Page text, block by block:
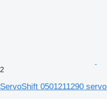
2
ServoShift 0501211290